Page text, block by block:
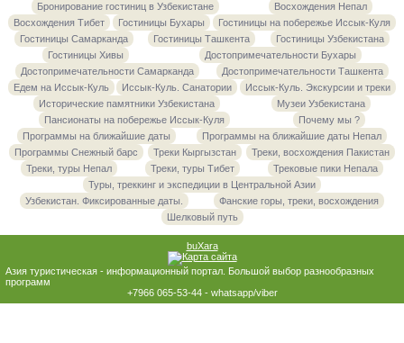
Бронирование гостиниц в Узбекистане
Восхождения Непал
Восхождения Тибет
Гостиницы Бухары
Гостиницы на побережье Иссык-Куля
Гостиницы Самарканда
Гостиницы Ташкента
Гостиницы Узбекистана
Гостиницы Хивы
Достопримечательности Бухары
Достопримечательности Самарканда
Достопримечательности Ташкента
Едем на Иссык-Куль
Иссык-Куль. Санатории
Иссык-Куль. Экскурсии и треки
Исторические памятники Узбекистана
Музеи Узбекистана
Пансионаты на побережье Иссык-Куля
Почему мы ?
Программы на ближайшие даты
Программы на ближайшие даты Непал
Программы Снежный барс
Треки Кыргызстан
Треки, восхождения Пакистан
Треки, туры Непал
Треки, туры Тибет
Трековые пики Непала
Туры, треккинг и экспедиции в Центральной Азии
Узбекистан. Фиксированные даты.
Фанские горы, треки, восхождения
Шелковый путь
buXara
Азия туристическая - информационный портал. Большой выбор разнообразных
программ
+7966 065-53-44 - whatsapp/viber